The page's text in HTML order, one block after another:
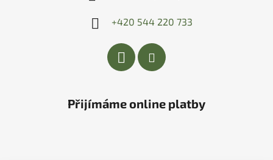
+420 544 220 733
Přijímáme online platby